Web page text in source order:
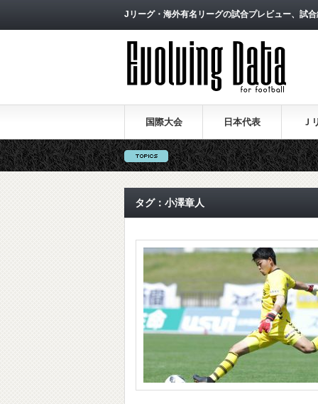
Jリーグ・海外有名リーグの試合プレビュー、試
国際大会 日本代表 Ｊ
タグ：小澤章人